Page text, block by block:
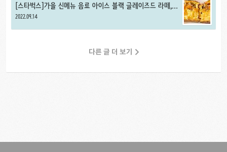
[스타벅스]가을 신메뉴 음료 아이스 블랙 글레이즈드 라떼,
찰떡 식빵 우리 단호박 보늬밤 브레드 구매 후기, 스타벅스 빵
추천
2022.09.14
다른 글 더 보기